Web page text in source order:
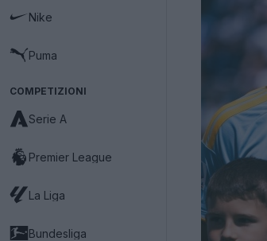
Nike
Puma
COMPETIZIONI
Serie A
Premier League
La Liga
Bundesliga